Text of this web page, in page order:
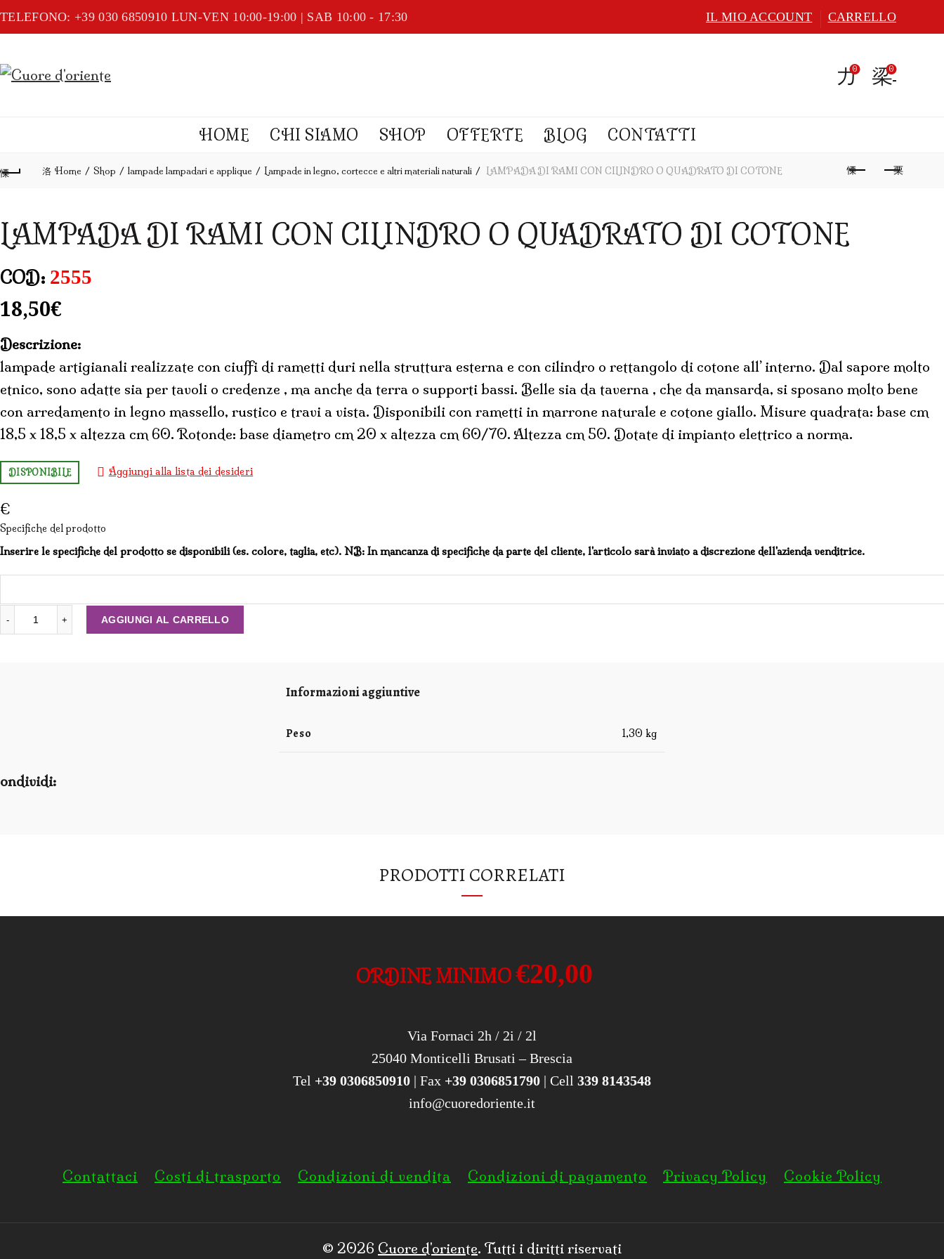
TELEFONO: +39 030 6850910 LUN-VEN 10:00-19:00 | SAB 10:00 - 17:30 IL MIO ACCOUNT CARRELLO
0 0
HOME CHI SIAMO SHOP OFFERTE BLOG CONTATTI
Home Shop lampade lampadari e applique Lampade in legno, cortecce e altri materiali naturali LAMPADA DI RAMI CON CILINDRO O QUADRATO DI COTONE
LAMPADA DI RAMI CON CILINDRO O QUADRATO DI COTONE
COD: 2555
18,50€
Descrizione:
lampade artigianali realizzate con ciuffi di rametti duri nella struttura esterna e con cilindro o rettangolo di cotone all’ interno. Dal sapore molto
etnico, sono adatte sia per tavoli o credenze , ma anche da terra o supporti bassi. Belle sia da taverna , che da mansarda, si sposano molto bene
con arredamento in legno massello, rustico e travi a vista. Disponibili con rametti in marrone naturale e cotone giallo. Misure quadrata: base cm
18,5 x 18,5 x altezza cm 60. Rotonde: base diametro cm 20 x altezza cm 60/70. Altezza cm 50. Dotate di impianto elettrico a norma.
DISPONIBILE Aggiungi alla lista dei desideri
€
Specifiche del prodotto
Inserire le specifiche del prodotto se disponibili (es. colore, taglia, etc). NB: In mancanza di specifiche da parte del cliente, l'articolo sarà inviato a discrezione dell'azienda venditrice.
AGGIUNGI AL CARRELLO
Informazioni aggiuntive
Peso 1,30 kg
PRODOTTI CORRELATI
ORDINE MINIMO€20,00
Via Fornaci 2h / 2i / 2l
25040 Monticelli Brusati – Brescia
Tel +39 0306850910 | Fax +39 0306851790 | Cell 339 8143548
info@cuoredoriente.it
Contattaci Costi di trasporto Condizioni di vendita Condizioni di pagamento Privacy Policy Cookie Policy
© 2026 Cuore d'oriente. Tutti i diritti riservati